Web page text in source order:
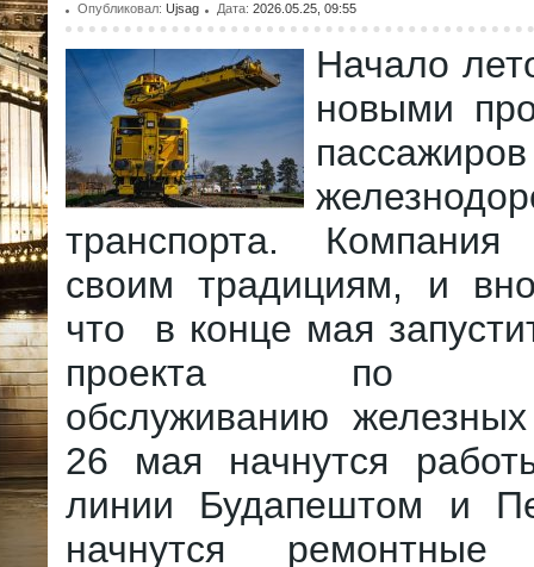
Опубликовал: Ujsag Дата: 2026.05.25, 09:55
Начало
новыми
пассажиров
транспорта.
своим традициям, и
что в конце мая
проекта по
обслуживанию
26 мая начнутся
линии Будапештом и
начнутся